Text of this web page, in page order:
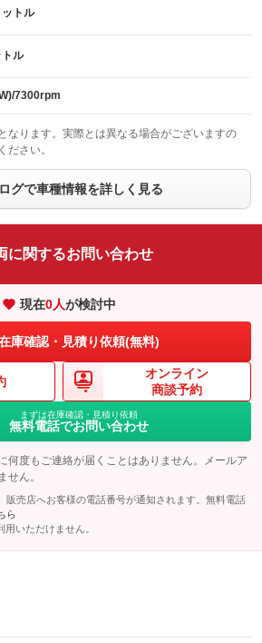
：装備なし
フロントカメラ
：装備なし
：装備なし
ルーフレール
：装備なし
：装備なし
トル
トル
7300rpm
なります。実際とは異なる場合がございますの
ださい。
グで車種情報を詳しく見る
に関するお問い合わせ
現在0人が検討中
庫確認・見積り依頼(無料)
オンライン
商談予約
まずは在庫確認・見積り依頼
無料電話でお問い合わせ
何度もご連絡が届くことはありません。メールア
せん。
売店へお客様の電話番号が通知されます。無料電話
ら
いただけません。